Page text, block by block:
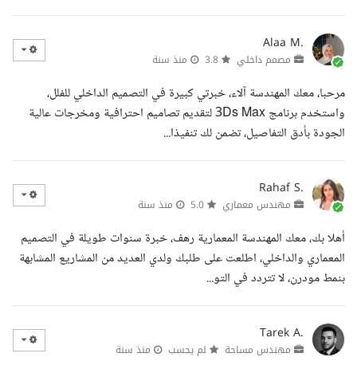
Alaa M.
مصمم داخلي منذ سنة
مرحبا، معك المهندسة آلاء، خبرتي كبيرة في التصميم الداخلي للفلل،
واستخدم برنامج 3Ds Max لتقديم تصاميم احترافية ومخرجات عالية
الجودة بأدق التفاصيل، تضمن لك تنفيذا...
Rahaf S.
مهندس معماري منذ سنة
أهلا بك، معك المهندسة المعمارية رهف، خبرة سنوات طويلة في التصميم
المعماري والداخلي، اطلعت على طلبك ولدي العديد من المشاريع المشابهة
بنمط مودرن، لا تتردد في التو...
Tarek A.
مهندس مساحة لم يحسب منذ سنة